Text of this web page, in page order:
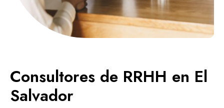
Consultores de RRHH en El
Salvador